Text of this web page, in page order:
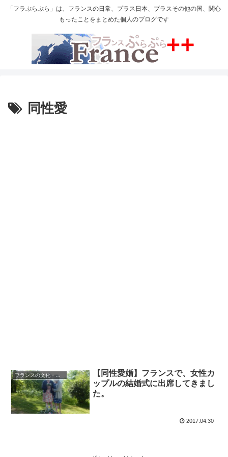
「フラぷらぷら」は、フランスの日常、プラス日本、プラスその他の国、関心
もったことをまとめた個人のブログです
同性愛
フランスの文化・習慣を知る
【同性愛婚】フランスで、女性カ
ップルの結婚式に出席してきまし
た。
2017.04.30